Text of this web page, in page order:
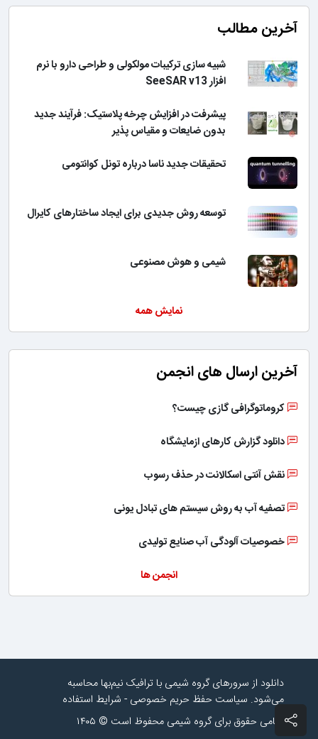
آخرین مطالب
شبیه سازی ترکیبات مولکولی و طراحی دارو با نرم
افزار SeeSAR v13
پیشرفت در افزایش چرخه پلاستیک: فرآیند جدید
بدون ضایعات و مقیاس پذیر
تحقیقات جدید ناسا درباره تونل کوانتومی
توسعه روش جدیدی برای ایجاد ساختارهای کایرال
شیمی و هوش مصنوعی
نمایش همه
آخرین ارسال های انجمن
کروماتوگرافی گازی چیست؟
دانلود گزارش کارهای ازمایشگاه
نقش آنتی اسکالانت در حذف رسوب
تصفیه آب به روش سیستم های تبادل یونی
خصوصیات آلودگی آب صنایع تولیدی
انجمن ها
دانلود از سرورهای گروه شیمی با ترافیک نیم‌بها محاسبه
می‌شود. سیاست حفظ حریم خصوصی - شرایط استفاده
تمامی حقوق برای گروه شیمی محفوظ است © ۱۴۰۵